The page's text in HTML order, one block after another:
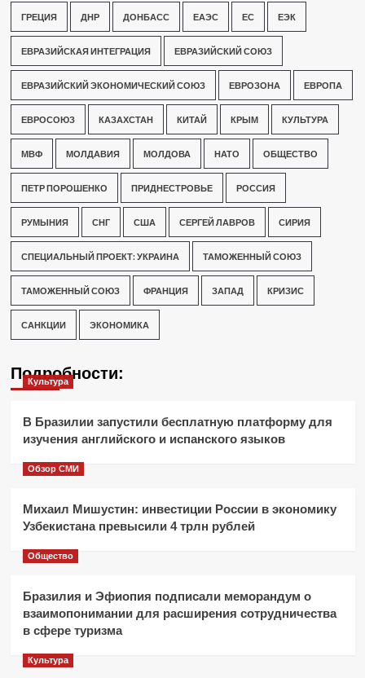
ГРЕЦИЯ ДНР ДОНБАСС ЕАЭС ЕС ЕЭК
ЕВРАЗИЙСКАЯ ИНТЕГРАЦИЯ ЕВРАЗИЙСКИЙ СОЮЗ
ЕВРАЗИЙСКИЙ ЭКОНОМИЧЕСКИЙ СОЮЗ ЕВРОЗОНА ЕВРОПА
ЕВРОСОЮЗ КАЗАХСТАН КИТАЙ КРЫМ КУЛЬТУРА
МВФ МОЛДАВИЯ МОЛДОВА НАТО ОБЩЕСТВО
ПЕТР ПОРОШЕНКО ПРИДНЕСТРОВЬЕ РОССИЯ
РУМЫНИЯ СНГ США СЕРГЕЙ ЛАВРОВ СИРИЯ
СПЕЦИАЛЬНЫЙ ПРОЕКТ: УКРАИНА ТАМОЖЕННЫЙ СОЮЗ
ТАМОЖЕННЫЙ СОЮЗ ФРАНЦИЯ ЗАПАД КРИЗИС
САНКЦИИ ЭКОНОМИКА
Подробности:
Культура
В Бразилии запустили бесплатную платформу для
изучения английского и испанского языков
Обзор СМИ
Михаил Мишустин: инвестиции России в экономику
Узбекистана превысили 4 трлн рублей
Общество
Бразилия и Эфиопия подписали меморандум о
взаимопонимании для расширения сотрудничества
в сфере туризма
Культура